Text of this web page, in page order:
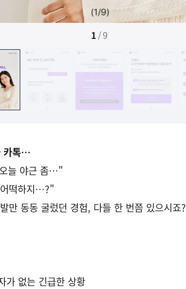
1/9
카톡…
늘 야근 좀…"
떡하지…?"
만 동동 굴렀던 경험, 다들 한 번쯤 있으시죠?
가 없는 긴급한 상황